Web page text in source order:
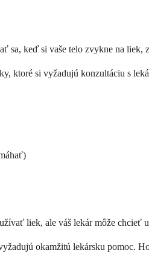
sa, keď si vaše telo zvykne na
ktoré si vyžadujú konzultáciu s
liek, ale váš lekár môže chcieť
okamžitú lekársku pomoc.